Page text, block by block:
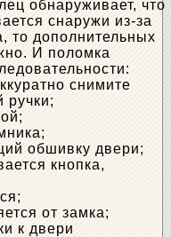
обнаруживает, что
снаружи из-за
то дополнительных
И поломка
снимите
ручки;
обшивку двери;
кнопка,
от замка;
к двери